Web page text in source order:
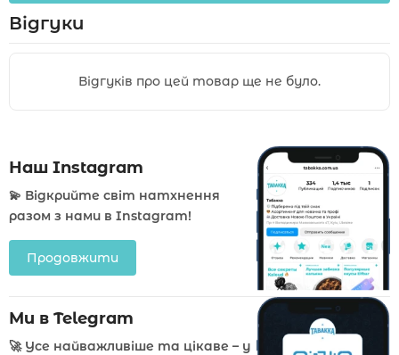
Відгуки
Відгуків про цей товар ще не було.
Наш Instagram
💫 Відкрийте світ натхнення
разом з нами в Instagram!
Продовжити
Ми в Telegram
🚀 Усе найважливіше та цікаве – у